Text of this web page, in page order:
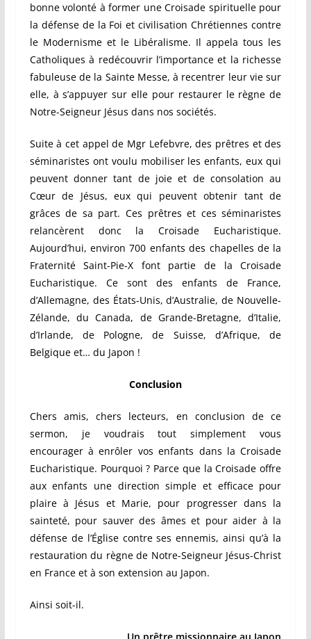
bonne volonté à former une Croisade spirituelle pour
la défense de la Foi et civilisation Chrétiennes contre
le Modernisme et le Libéralisme. Il appela tous les
Catholiques à redécouvrir l’importance et la richesse
fabuleuse de la Sainte Messe, à recentrer leur vie sur
elle, à s’appuyer sur elle pour restaurer le règne de
Notre-Seigneur Jésus dans nos sociétés.
Suite à cet appel de Mgr Lefebvre, des prêtres et des
séminaristes ont voulu mobiliser les enfants, eux qui
peuvent donner tant de joie et de consolation au
Cœur de Jésus, eux qui peuvent obtenir tant de
grâces de sa part. Ces prêtres et ces séminaristes
relancèrent donc la Croisade Eucharistique.
Aujourd’hui, environ 700 enfants des chapelles de la
Fraternité Saint-Pie-X font partie de la Croisade
Eucharistique. Ce sont des enfants de France,
d’Allemagne, des États-Unis, d’Australie, de Nouvelle-
Zélande, du Canada, de Grande-Bretagne,d’Italie,
d’Irlande, de Pologne, de Suisse, d’Afrique, de
Belgique et… du Japon !
Conclusion
Chers amis, chers lecteurs, en conclusion de ce
sermon, je voudrais tout simplement vous
encourager à enrôler vos enfants dans la Croisade
Eucharistique. Pourquoi ? Parce que la Croisade offre
aux enfants une direction simple et efficace pour
plaire à Jésus et Marie, pour progresser dans la
sainteté, pour sauver des âmes et pour aider à la
défense de l’Église contre ses ennemis, ainsi qu’à la
restauration du règne de Notre-Seigneur Jésus-Christ
en France et à son extension au Japon.
Ainsi soit-il.